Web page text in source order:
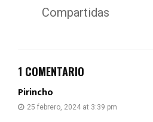
Compartidas
1 COMENTARIO
Pirincho
25 febrero, 2024 at 3:39 pm